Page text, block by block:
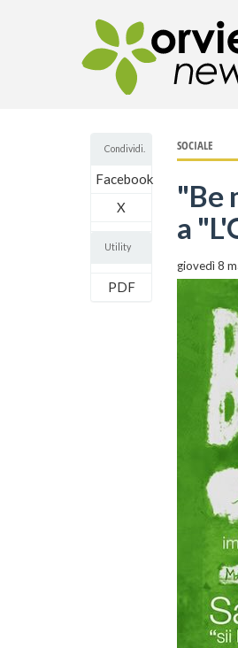
Condividi.
Facebook
X
Utility
PDF
SOCIALE
"Be
a
giovedì 8